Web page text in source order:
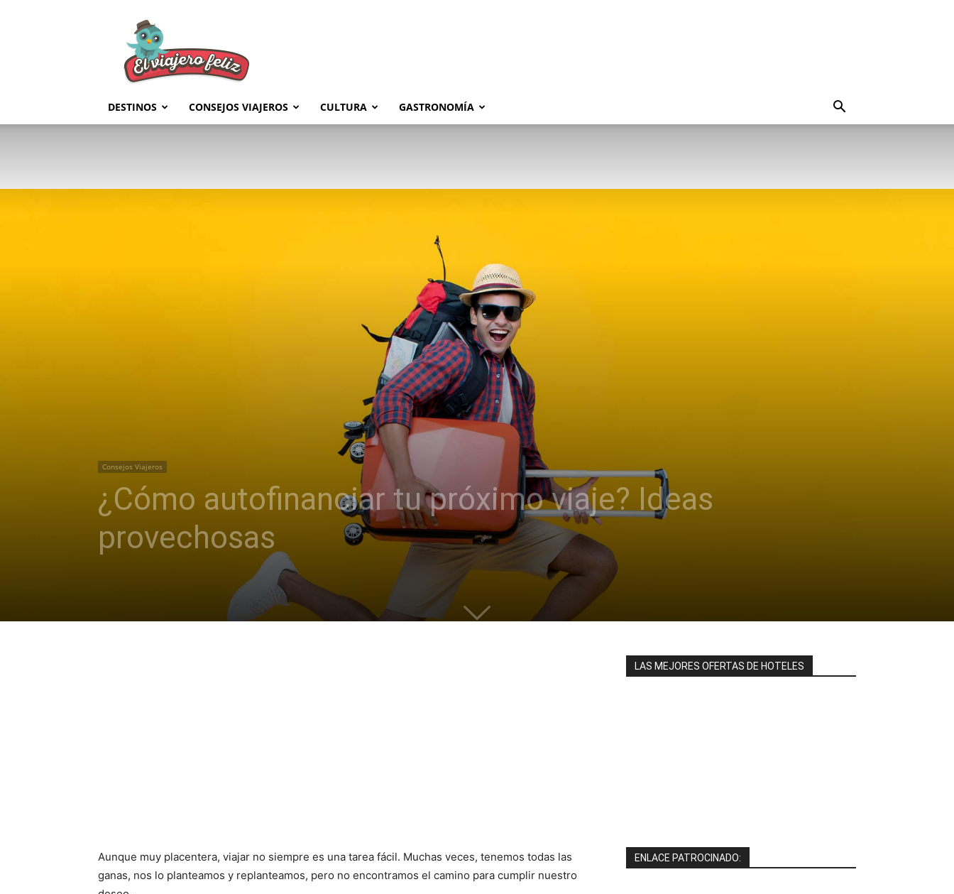
Feliz
DESTINOS CONSEJOS VIAJEROS CULTURA GASTRONOMÍA
Consejos Viajeros
¿Cómo autofinanciar tu próximo viaje? Ideas
provechosas
Aunque muy placentera, viajar no siempre es una tarea fácil. Muchas veces, tenemos todas las
ganas, nos lo planteamos y replanteamos, pero no encontramos el camino para cumplir nuestro
LAS MEJORES OFERTAS DE HOTELES
ENLACE PATROCINADO: